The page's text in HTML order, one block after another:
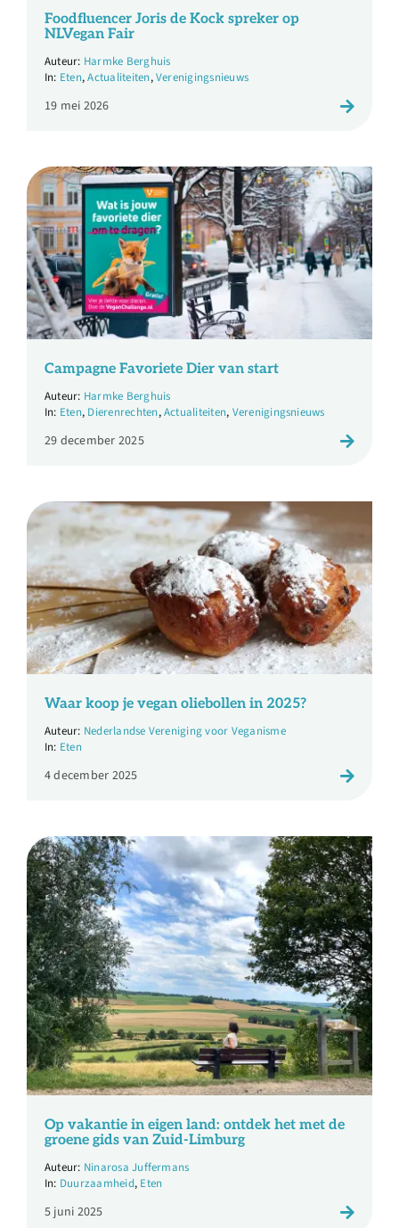
Over ons
Ondernemer
Doneren
Shop
English
Foodfluencer Joris de Kock spreker op
NLVegan Fair
Harmke Berghuis
Eten,Actualiteiten,Verenigingsnieuws
19 mei 2026
Campagne Favoriete Dier van start
Harmke Berghuis
Eten, Dierenrechten,Actualiteiten, Verenigingsnieuws
29 december 2025
Waar koop je vegan oliebollen in 2025?
Nederlandse Vereniging voor Veganisme
Eten
4 december 2025
Op vakantie in eigen land: ontdek het met de
groene gids van Zuid-Limburg
Ninarosa Juffermans
Duurzaamheid, Eten
5 juni 2025